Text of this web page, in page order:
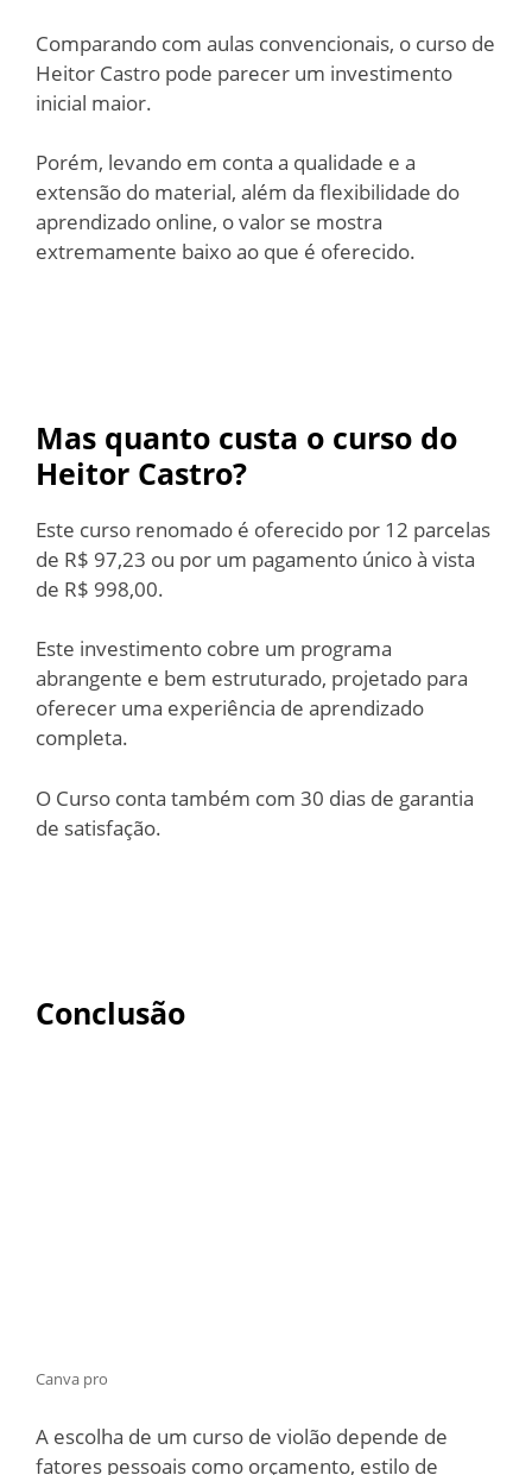
Comparando com aulas convencionais, o curso de
Heitor Castro pode parecer um investimento
inicial maior.
Porém, levando em conta a qualidade e a
extensão do material, além da flexibilidade do
aprendizado online, o valor se mostra
extremamente baixo ao que é oferecido.
Mas quanto custa o curso do
Heitor Castro?
Este curso renomado é oferecido por 12 parcelas
de R$ 97,23 ou por um pagamento único à vista
de R$ 998,00.
Este investimento cobre um programa
abrangente e bem estruturado, projetado para
oferecer uma experiência de aprendizado
completa.
O Curso conta também com 30 dias de garantia
de satisfação.
Conclusão
Canva pro
A escolha de um curso de violão depende de
fatores pessoais como orçamento, estilo de